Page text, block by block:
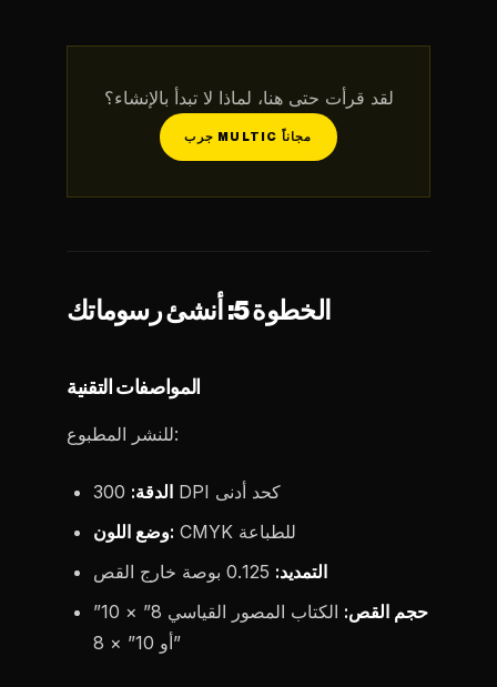
لقد قرأت حتى هنا، لماذا لا تبدأ بالإنشاء؟
جرب MULTIC مجاناً
الخطوة 5: أنشئ رسوماتك
المواصفات التقنية
للنشر المطبوع:
الدقة:
300 DPI كحد أدنى
وضع اللون:
CMYK للطباعة
التمديد:
حجم القص:
الكتاب المصور القياسي 8” × 10”
أو 10” × 8”